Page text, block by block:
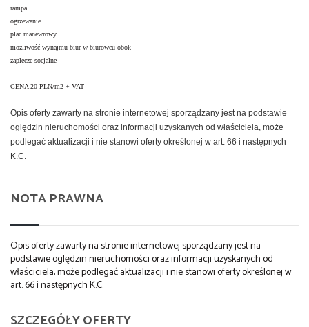
rampa
ogrzewanie
plac manewrowy
możliwość wynajmu biur w biurowcu obok
zaplecze socjalne
CENA 20 PLN/m2 + VAT
Opis oferty zawarty na stronie internetowej sporządzany jest na podstawie
oględzin nieruchomości oraz informacji uzyskanych od właściciela, może
podlegać aktualizacji i nie stanowi oferty określonej w art. 66 i następnych
K.C.
NOTA PRAWNA
Opis oferty zawarty na stronie internetowej sporządzany jest na
podstawie oględzin nieruchomości oraz informacji uzyskanych od
właściciela, może podlegać aktualizacji i nie stanowi oferty określonej w
art. 66 i następnych K.C.
SZCZEGÓŁY OFERTY